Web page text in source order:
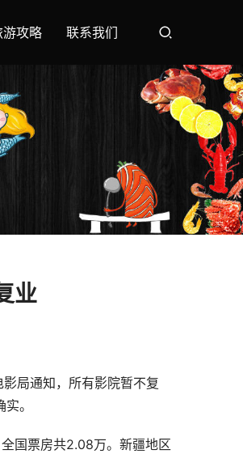
游攻略 联系我们
业
局通知，所有影院暂不复
。
国票房共2.08万。新疆地区